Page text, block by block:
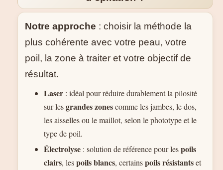
Notre approche : choisir la méthode la
plus cohérente avec votre peau, votre
poil, la zone à traiter et votre objectif de
résultat.
Laser : idéal pour réduire durablement la pilosité
sur lesgrandes zonescomme les jambes, le dos,
les aisselles ou le maillot, selon le phototype et le
type de poil.
Électrolyse : solution de référence pour lespoils
clairs, lespoils blancs, certainspoils résistantset